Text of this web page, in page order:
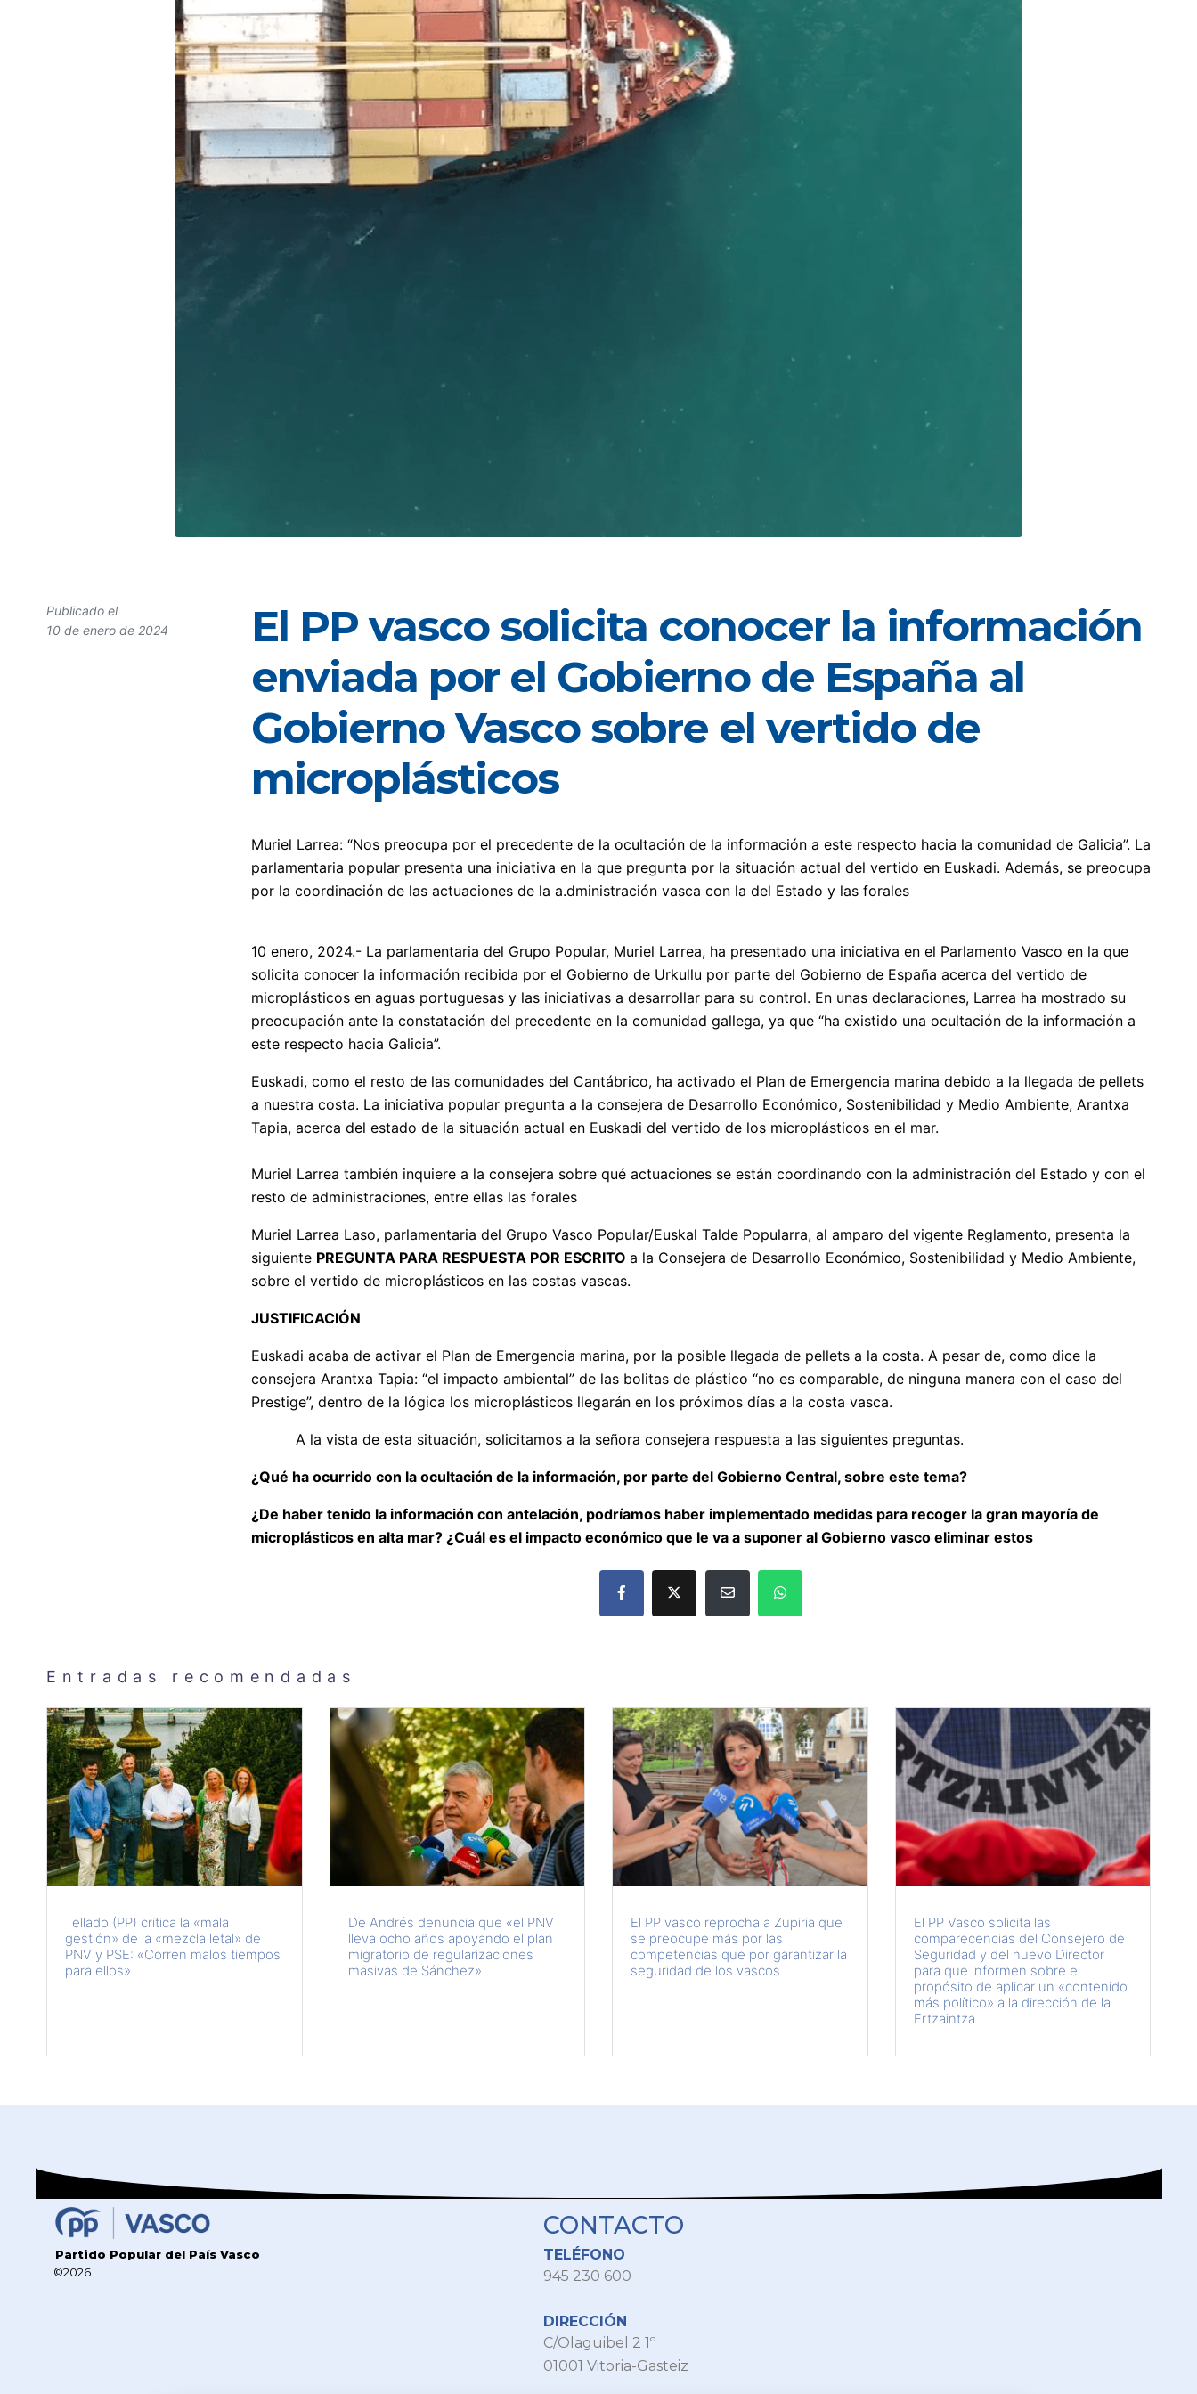
Publicado el
10 de enero de 2024
El PP vasco solicita conocer la información
enviada por el Gobierno de España al
Gobierno Vasco sobre el vertido de
microplásticos
Muriel Larrea: “Nos preocupa por el precedente de la ocultación de la información a este respecto hacia la comunidad de Galicia”. La
parlamentaria popular presenta una iniciativa en la que pregunta por la situación actual del vertido en Euskadi. Además, se preocupa
por la coordinación de las actuaciones de la a.dministración vasca con la del Estado y las forales
10 enero, 2024.- La parlamentaria del Grupo Popular, Muriel Larrea, ha presentado una iniciativa en el Parlamento Vasco en la que
solicita conocer la información recibida por el Gobierno de Urkullu por parte del Gobierno de España acerca del vertido de
microplásticos en aguas portuguesas y las iniciativas a desarrollar para su control. En unas declaraciones, Larrea ha mostrado su
preocupación ante la constatación del precedente en la comunidad gallega, ya que “ha existido una ocultación de la información a
este respecto hacia Galicia”.
Euskadi, como el resto de las comunidades del Cantábrico, ha activado el Plan de Emergencia marina debido a la llegada de pellets
a nuestra costa. La iniciativa popular pregunta a la consejera de Desarrollo Económico, Sostenibilidad y Medio Ambiente, Arantxa
Tapia, acerca del estado de la situación actual en Euskadi del vertido de los microplásticos en el mar.
Muriel Larrea también inquiere a la consejera sobre qué actuaciones se están coordinando con la administración del Estado y con el
resto de administraciones, entre ellas las forales
Muriel Larrea Laso, parlamentaria del Grupo Vasco Popular/Euskal Talde Popularra, al amparo del vigente Reglamento, presenta la
siguiente PREGUNTA PARA RESPUESTA POR ESCRITO a la Consejera de Desarrollo Económico, Sostenibilidad y Medio Ambiente,
sobre el vertido de microplásticos en las costas vascas.
JUSTIFICACIÓN
Euskadi acaba de activar el Plan de Emergencia marina, por la posible llegada de pellets a la costa. A pesar de, como dice la
consejera Arantxa Tapia: “el impacto ambiental” de las bolitas de plástico “no es comparable, de ninguna manera con el caso del
Prestige”, dentro de la lógica los microplásticos llegarán en los próximos días a la costa vasca.
A la vista de esta situación, solicitamos a la señora consejera respuesta a las siguientes preguntas.
¿Qué ha ocurrido con la ocultación de la información, por parte del Gobierno Central, sobre este tema?
¿De haber tenido la información con antelación, podríamos haber implementado medidas para recoger la gran mayoría de
microplásticos en alta mar? ¿Cuál es el impacto económico que le va a suponer al Gobierno vasco eliminar estos
Entradas recomendadas
Tellado (PP) critica la «mala
gestión» de la «mezcla letal» de
PNV y PSE: «Corren malos tiempos
para ellos»
De Andrés denuncia que «el PNV
lleva ocho años apoyando el plan
migratorio de regularizaciones
masivas de Sánchez»
El PP vasco reprocha a Zupiria que
se preocupe más por las
competencias que por garantizar la
seguridad de los vascos
El PP Vasco solicita las
comparecencias del Consejero de
Seguridad y del nuevo Director
para que informen sobre el
propósito de aplicar un «contenido
más político» a la dirección de la
Ertzaintza
Partido Popular del País Vasco
©2026
CONTACTO
TELÉFONO
945 230 600
DIRECCIÓN
C/Olaguibel 2 1º
01001 Vitoria-Gasteiz